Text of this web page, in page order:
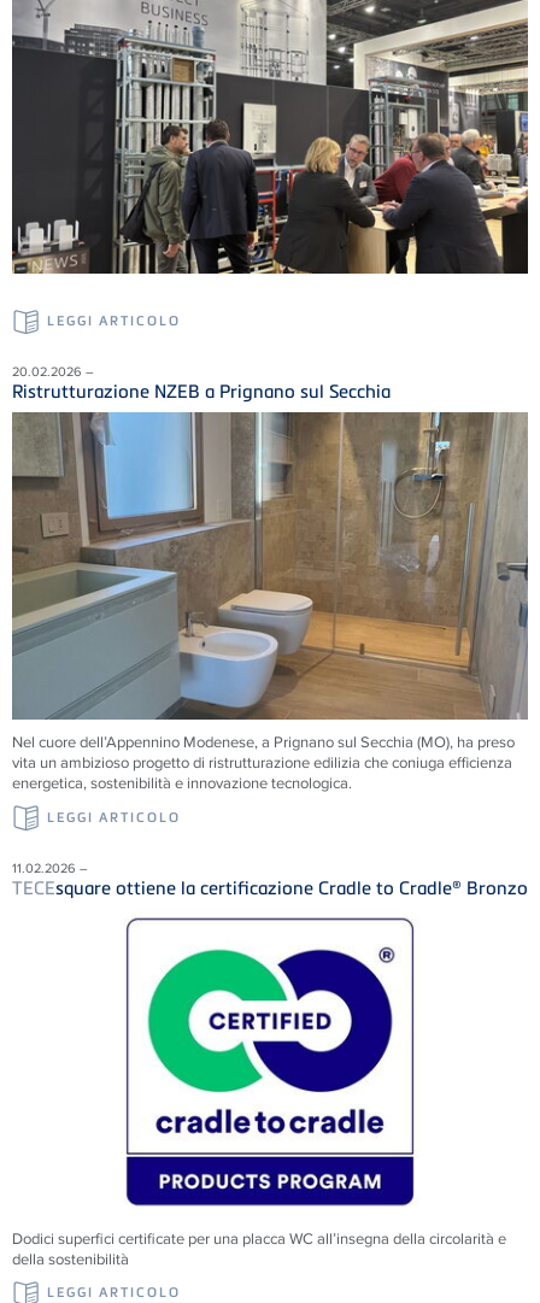
LEGGI ARTICOLO
20.02.2026 –
Ristrutturazione NZEB a Prignano sul Secchia
Nel cuore dell’Appennino Modenese, a Prignano sul Secchia (MO), ha preso
vita un ambizioso progetto di ristrutturazione edilizia che coniuga efficienza
energetica, sostenibilità e innovazione tecnologica.
LEGGI ARTICOLO
11.02.2026 –
TECEsquare ottiene la certificazione Cradle to Cradle® Bronzo
Dodici superfici certificate per una placca WC all’insegna della circolarità e
della sostenibilità
LEGGI ARTICOLO